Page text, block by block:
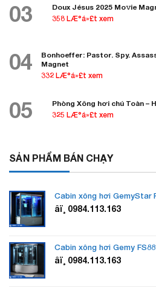
03
Doux Jésus 2025 Mo𝚟ie
358 LÆ°á»£t xem
04
Bonhoeffer: Pastor. Spy.
Magnet
332 LÆ°á»£t xem
05
Phòng Xông hơi chú Toàn –
325 LÆ°á»£t xem
SẢN PHẨM BÁN CHẠY
Cabin xông hơi GemyStar
âï¸ 0984.113.163
Cabin xông hơi Gemy
âï¸ 0984.113.163